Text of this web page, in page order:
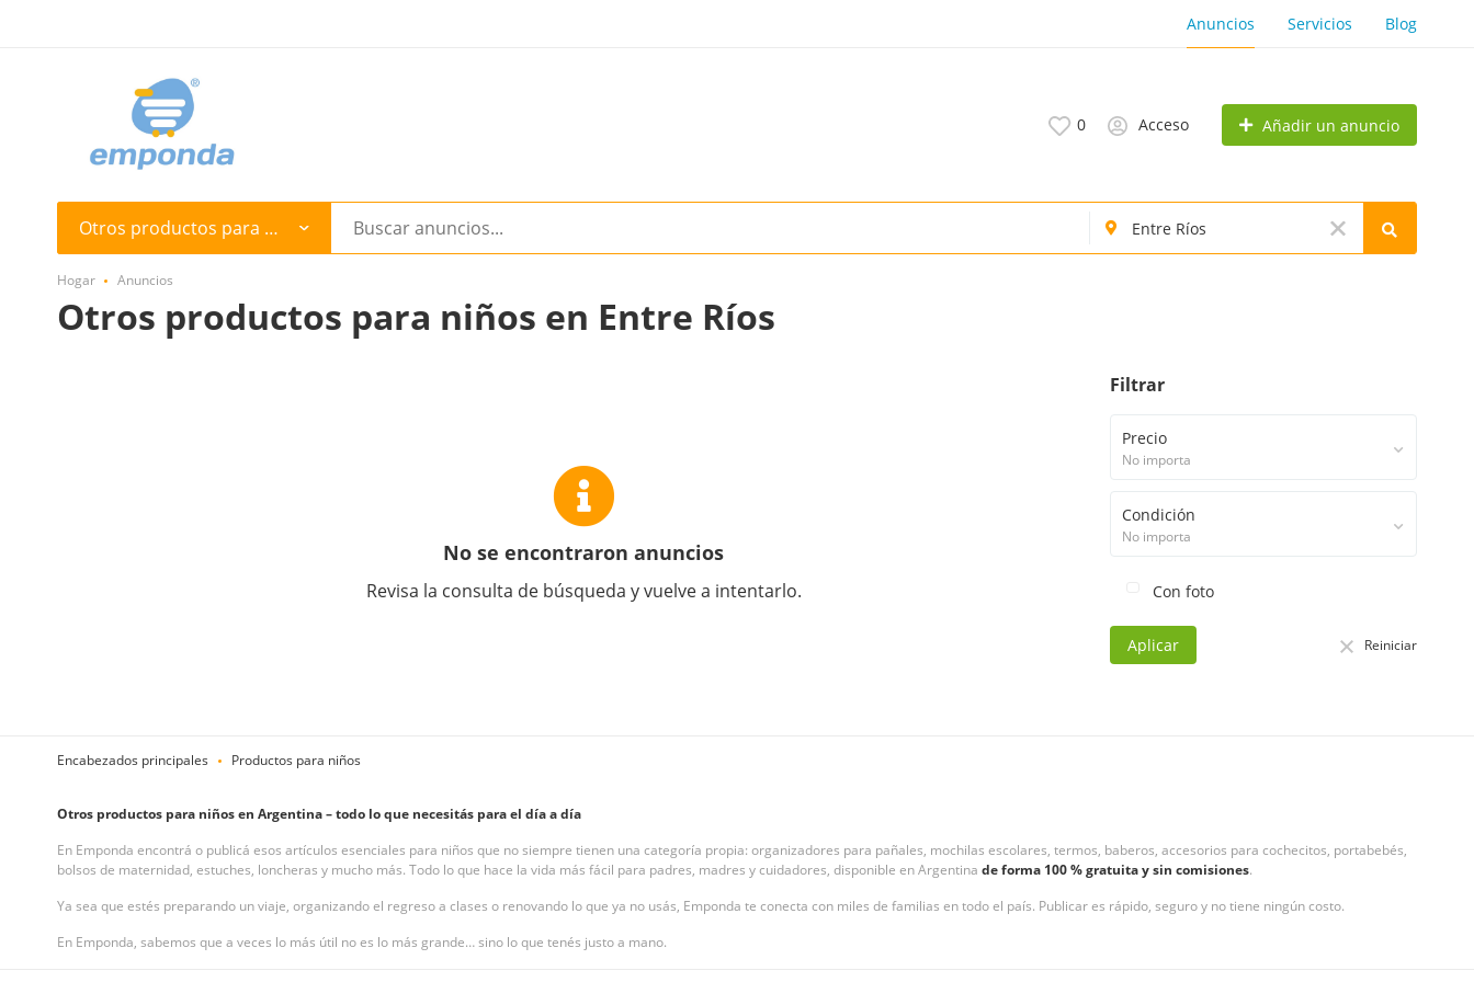
Anuncios Servicios Blog
0 Acceso Añadir un anuncio
Otros productos para niños
Hogar Anuncios
Otros productos para niños en Entre Ríos
No se encontraron anuncios
Revisa la consulta de búsqueda y vuelve a intentarlo.
Filtrar
Precio
No importa
Condición
No importa
Con foto
Aplicar Reiniciar
Encabezados principales Productos para niños
Otros productos para niños en Argentina – todo lo que necesitás para el día a día
En Emponda encontrá o publicá esos artículos esenciales para niños que no siempre tienen una categoría propia: organizadores para pañales, mochilas escolares, termos, baberos, accesorios para cochecitos, portabebés,
bolsos de maternidad, estuches, loncheras y mucho más. Todo lo que hace la vida más fácil para padres, madres y cuidadores, disponible en Argentina de forma 100 % gratuita y sin comisiones.
Ya sea que estés preparando un viaje, organizando el regreso a clases o renovando lo que ya no usás, Emponda te conecta con miles de familias en todo el país. Publicar es rápido, seguro y no tiene ningún costo.
En Emponda, sabemos que a veces lo más útil no es lo más grande… sino lo que tenés justo a mano.